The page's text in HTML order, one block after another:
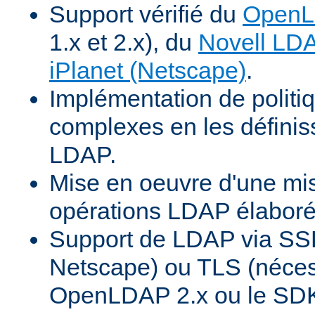
Support vérifié du
1.x et 2.x), du Novell
iPlanet (Netscape).
Implémentation de
complexes en les
LDAP.
Mise en oeuvre d'une
opérations LDAP
Support de LDAP via
Netscape) ou TLS
OpenLDAP 2.x ou le